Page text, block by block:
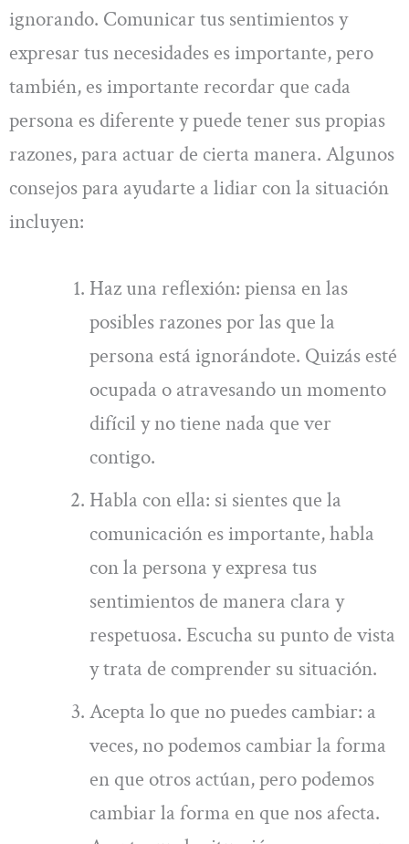
ignorando. Comunicar tus sentimientos y
expresar tus necesidades es importante, pero
también, es importante recordar que cada
persona es diferente y puede tener sus propias
razones, para actuar de cierta manera. Algunos
consejos para ayudarte a lidiar con la situación
incluyen:
Haz una reflexión: piensa en las
posibles razones por las que la
persona está ignorándote. Quizás esté
ocupada o atravesando un momento
difícil y no tiene nada que ver
contigo.
Habla con ella: si sientes que la
comunicación es importante, habla
con la persona y expresa tus
sentimientos de manera clara y
respetuosa. Escucha su punto de vista
y trata de comprender su situación.
Acepta lo que no puedes cambiar: a
veces, no podemos cambiar la forma
en que otros actúan, pero podemos
cambiar la forma en que nos afecta.